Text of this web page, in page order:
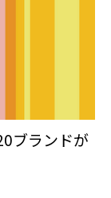
ブランドが